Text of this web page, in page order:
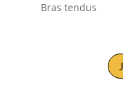
Bras tendus